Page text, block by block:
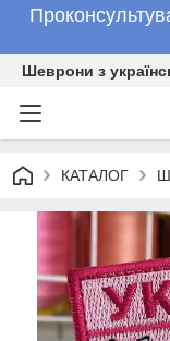
Шеврони з
КАТАЛОГ